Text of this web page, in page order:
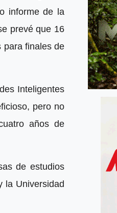
informe de la
prevé que 16
para finales de
Inteligentes
pero no
años de
de estudios
la Universidad